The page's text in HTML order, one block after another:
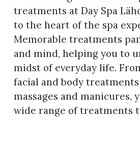
treatments at Day Spa
to the heart of the spa
Memorable treatments
and mind, helping you to
midst of everyday life.
facial and body
massages and manicures,
wide range of treatments